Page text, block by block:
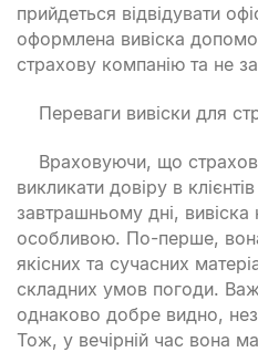
прийдеться відвідувати
оформлена вивіска
страхову компанію та не
Переваги вивіски для
Враховуючи, що
викликати довіру в
завтрашньому дні, вивіска
особливою. По-перше,
якісних та сучасних
складних умов погоди.
однаково добре видно,
Тож, у вечірній час вона